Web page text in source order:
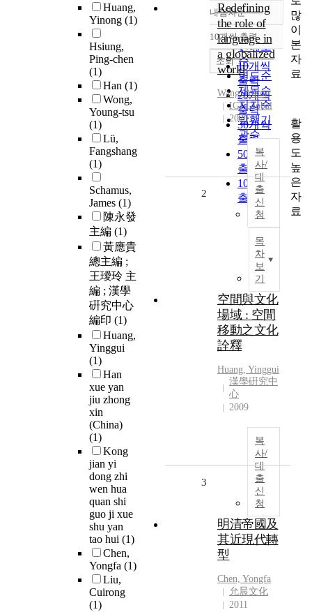
Huang,
Yinong (1)
Hsiung,
Ping-chen
(1)
Han (1)
Wong,
Young-tsu
(1)
Lü,
Fangshang
(1)
Schamus,
James (1)
陳永發
主編 (1)
黃應貴
總主編 ;
王璦玲 主
編 ; 漢學
硏究中心
編印 (1)
Huang,
Yinggui
(1)
Han
xue yan
jiu zhong
xin
(China)
(1)
Kong
jian yi
dong zhi
wen hua
quan shi
guo ji xue
shu yan
tao hui (1)
Chen,
Yongfa (1)
Liu,
Cuirong
(1)
정확도
순
인기도
순
연도순
제목순
저자순
발행기
관순
내림차순
내림차순
10개씩 출력
10개씩
출력
20개씩
출력
30개씩
출력
50개씩
출력
100개씩
출력
조회
Redefining
the role of
language in
a globalized
world
Wang,Ailing
IGI Global
2021
복
사/
대
출
신
청
목
차
보
기
2
空間與文化
場域 : 空間
移動之文化
詮釋
Huang, Yinggui
漢學硏究中
心
2009
복
사/
대
출
신
청
3
明清帝國及
其近現代轉
型
Chen, Yongfa
允晨文化
2011
많
이
본
자
료
활
용
도
높
은
자
료